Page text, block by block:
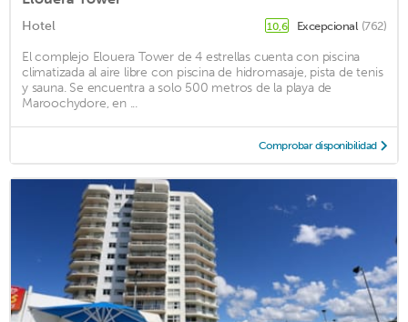
Hotel 10,6 Excepcional (762)
El complejo Elouera Tower de 4 estrellas cuenta con piscina
climatizada al aire libre con piscina de hidromasaje, pista de tenis
y sauna. Se encuentra a solo 500 metros de la playa de
Maroochydore, en ...
Comprobar disponibilidad